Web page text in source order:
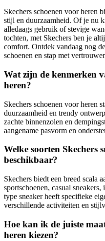
Skechers schoenen voor heren
stijl en duurzaamheid. Of je nu
alledaags gebruik of stevige
tochten, met Skechers ben je
comfort. Ontdek vandaag nog
schoenen en stap met
Wat zijn de kenmerken
heren?
Skechers schoenen voor heren
duurzaamheid en trendy
zachte binnenzolen en
aangename pasvorm en
Welke soorten Skechers
beschikbaar?
Skechers biedt een breed scala
sportschoenen, casual
type sneaker heeft specifieke
verschillende activiteiten en
Hoe kan ik de juiste
heren kiezen?